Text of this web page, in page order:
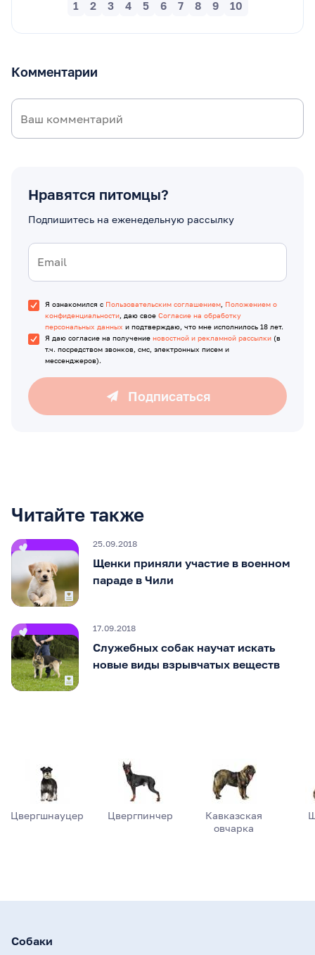
10
9
8
7
6
5
4
3
2
1
Комментарии
Нравятся питомцы?
Подпишитесь на еженедельную рассылку
Я ознакомился с Пользовательским соглашением, Положением о
конфиденциальности, даю свое Согласие на обработку
персональных данных и подтверждаю, что мне исполнилось 18 лет.
Я даю согласие на получение новостной и рекламной рассылки (в
т.ч. посредством звонков, смс, электронных писем и
мессенджеров).
Подписаться
Читайте также
25.09.2018
Щенки приняли участие в военном
параде в Чили
17.09.2018
Служебных собак научат искать
новые виды взрывчатых веществ
Цвергшнауцер Цвергпинчер
Кавказская
овчарка
Собаки